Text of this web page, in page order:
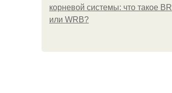
корневой системы: что такое BR
или WRB?